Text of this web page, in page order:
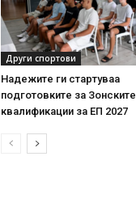
Други спортови
Надежите ги стартуваа
подготовките за Зонските
квалификации за ЕП 2027